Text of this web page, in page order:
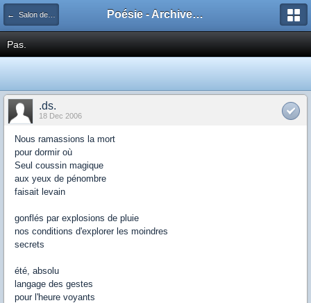
← Salon de publication principal Poésie - Archives de Toute La Poésie - 2005 - 2006
Pas.
.ds.
18 Dec 2006
Nous ramassions la mort
pour dormir où
Seul coussin magique
aux yeux de pénombre
faisait levain
gonflés par explosions de pluie
nos conditions d'explorer les moindres
secrets
été, absolu
langage des gestes
pour l'heure voyants